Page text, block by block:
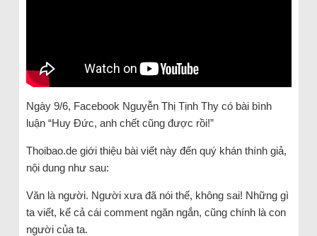
Ngày 9/6, Facebook Nguyễn Thị Tịnh Thy có bài bình
luận “Huy Đức, anh chết cũng được rồi!”
Thoibao.de giới thiệu bài viết này đến quý khán thính giả,
nội dung như sau:
Văn là người. Người xưa đã nói thế, không sai! Những gì
ta viết, kể cả cái comment ngăn ngắn, cũng chính là con
người của ta.